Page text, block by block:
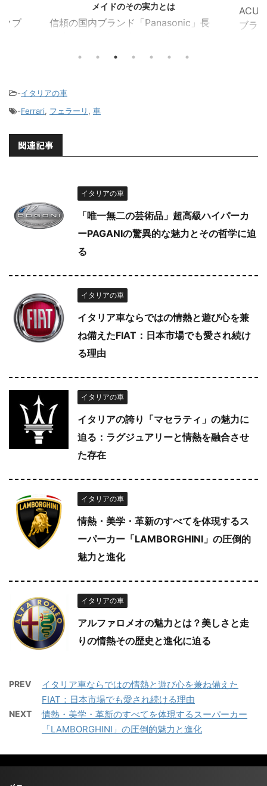
クブ
り技
解が
。 特
ーボ
レー
メイドのその実力とは
信頼の国内ブランド「Panasonic」長
メーカーですが、その卓越した技術力
はスポーツバイクの世界にも余すとこ
バイクの製造においては、1980年代か
らスタートした独自の開発路線を貫
い製品づくりを継続しています。
Panasonicのロードバイクは、競技志
向のハイエンドモ ...
ブラ
れに
メリ
-イタリアの車
-Ferrari, フェラーリ , 車
関連記事
イタリアの車
「唯一無二の芸術品」超高級ハイパーカ
ーPAGANIの驚異的な魅力とその哲学に迫
る
イタリアの車
イタリア車ならではの情熱と遊び心を兼
ね備えたFIAT：日本市場でも愛され続け
る理由
イタリアの車
イタリアの誇り「マセラティ」の魅力に
迫る：ラグジュアリーと情熱を融合させ
た存在
イタリアの車
情熱・美学・革新のすべてを体現するス
ーパーカー「LAMBORGHINI」の圧倒的
魅力と進化
イタリアの車
アルファロメオの魅力とは？美しさと走
りの情熱その歴史と進化に迫る
PREV
イタリア車ならではの情熱と遊び心を兼ね備えた
FIAT：日本市場でも愛され続ける理由
NEXT
情熱・美学・革新のすべてを体現するスーパーカー
「LAMBORGHINI」の圧倒的魅力と進化